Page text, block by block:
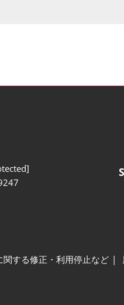
関する修正・利用停止など